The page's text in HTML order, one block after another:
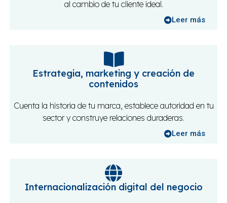
al cambio de tu cliente ideal.
Leer más
Estrategia, marketing y creación de
contenidos
Cuenta la historia de tu marca, establece autoridad en tu
sector y construye relaciones duraderas.
Leer más
Internacionalización digital del negocio